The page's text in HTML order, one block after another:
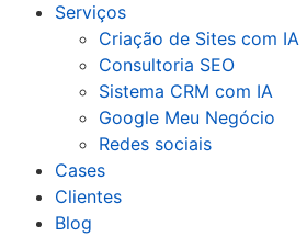
Serviços
Criação de Sites com IA
Consultoria SEO
Sistema CRM com IA
Google Meu Negócio
Redes sociais
Cases
Clientes
Blog